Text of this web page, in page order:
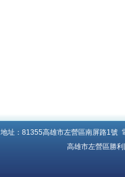
地址：81355高雄市左營區南屏路1號
高雄市左營區勝